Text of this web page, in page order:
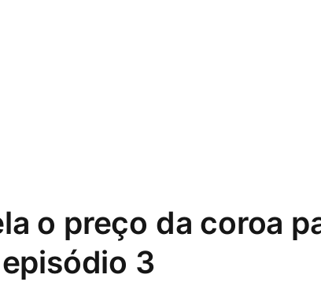
o preço da coroa
3